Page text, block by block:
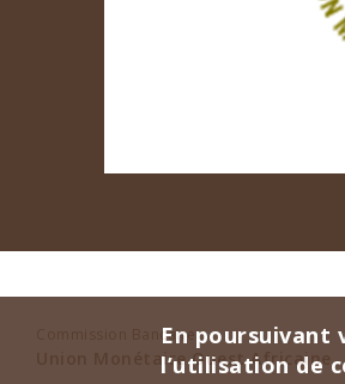
Commission Bancaire
Union Monétaire Ouest Africaine
En poursuivant
l’utilisation de